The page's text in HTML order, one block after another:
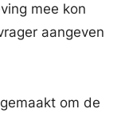
mee kon
aangeven
om de